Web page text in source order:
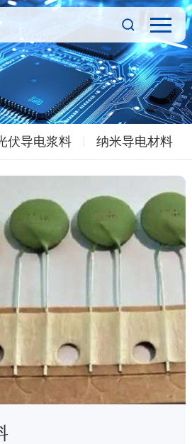
伏导电浆料 纳米导电材料